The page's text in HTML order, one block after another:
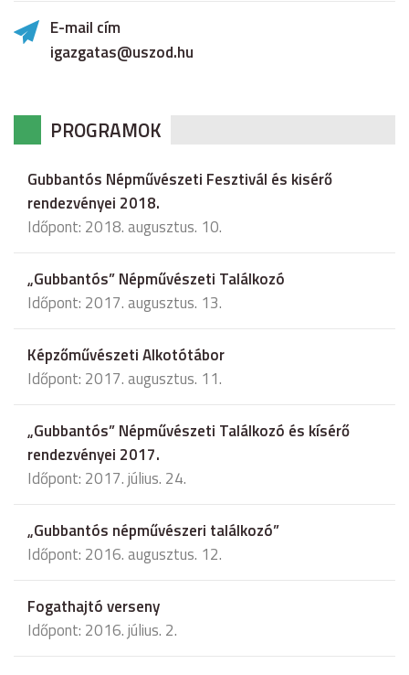
E-mail cím
igazgatas@uszod.hu
PROGRAMOK
Gubbantós Népművészeti Fesztivál és kisérő
rendezvényei 2018.
Időpont: 2018. augusztus. 10.
„Gubbantós” Népművészeti Találkozó
Időpont: 2017. augusztus. 13.
Képzőművészeti Alkotótábor
Időpont: 2017. augusztus. 11.
„Gubbantós” Népművészeti Találkozó és kísérő
rendezvényei 2017.
Időpont: 2017. július. 24.
„Gubbantós népművészeri találkozó”
Időpont: 2016. augusztus. 12.
Fogathajtó verseny
Időpont: 2016. július. 2.